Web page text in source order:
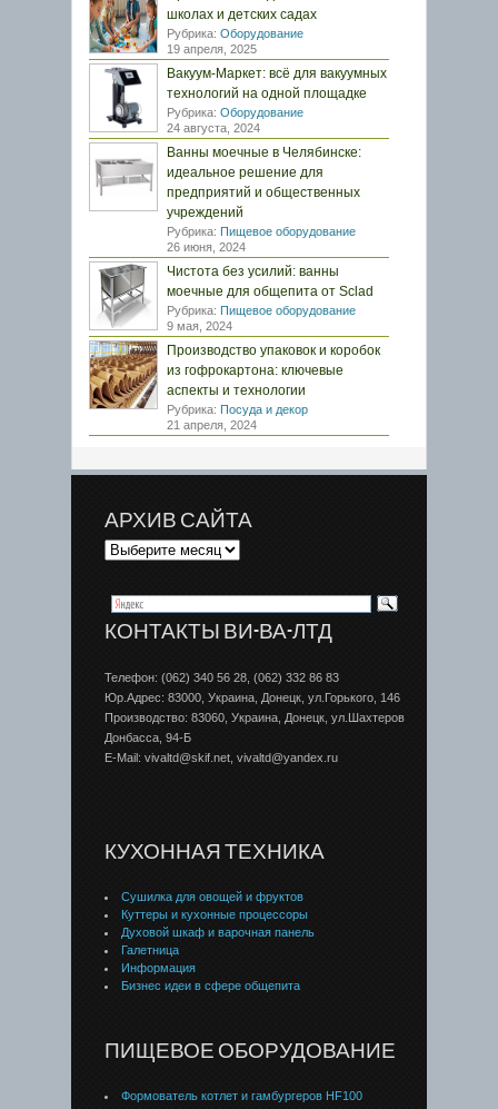
школах и детских садах
Рубрика: Оборудование
19 апреля, 2025
Вакуум-Маркет: всё для вакуумных
технологий на одной площадке
Рубрика: Оборудование
24 августа, 2024
Ванны моечные в Челябинске:
идеальное решение для
предприятий и общественных
учреждений
Рубрика: Пищевое оборудование
26 июня, 2024
Чистота без усилий: ванны
моечные для общепита от Sclad
Рубрика: Пищевое оборудование
9 мая, 2024
Производство упаковок и коробок
из гофрокартона: ключевые
аспекты и технологии
Рубрика: Посуда и декор
21 апреля, 2024
АРХИВ САЙТА
КОНТАКТЫ ВИ-ВА-ЛТД
Телефон: (062) 340 56 28, (062) 332 86 83
Юр.Адрес: 83000, Украина, Донецк, ул.Горького, 146
Производство: 83060, Украина, Донецк, ул.Шахтеров
Донбаcса, 94-Б
E-Mail: vivaltd@skif.net, vivaltd@yandex.ru
КУХОННАЯ ТЕХНИКА
Сушилка для овощей и фруктов
Куттеры и кухонные процессоры
Духовой шкаф и варочная панель
Галетница
Информация
Бизнес идеи в сфере общепита
ПИЩЕВОЕ ОБОРУДОВАНИЕ
Формователь котлет и гамбургеров HF100